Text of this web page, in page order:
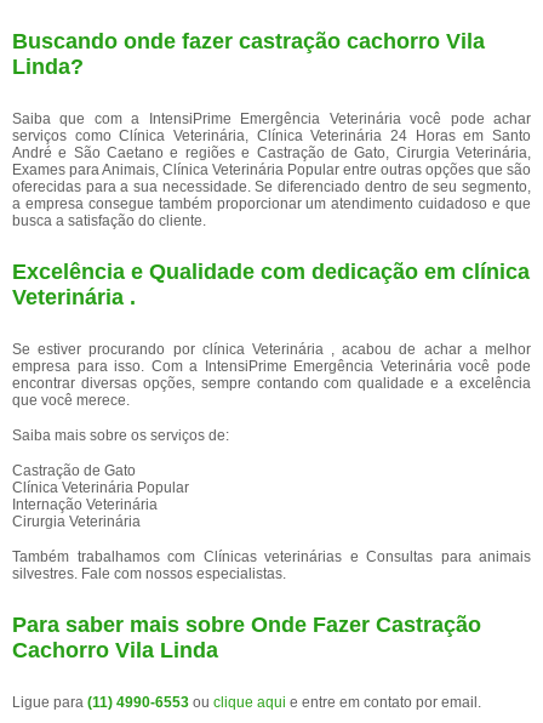
Buscando onde fazer castração cachorro Vila
Linda?
Saiba que com a IntensiPrime Emergência Veterinária você pode achar
serviços como Clínica Veterinária, Clínica Veterinária 24 Horas em Santo
André e São Caetano e regiões e Castração de Gato, Cirurgia Veterinária,
Exames para Animais, Clínica Veterinária Popular entre outras opções que são
oferecidas para a sua necessidade. Se diferenciado dentro de seu segmento,
a empresa consegue também proporcionar um atendimento cuidadoso e que
busca a satisfação do cliente.
Excelência e Qualidade com dedicação em clínica
Veterinária .
Se estiver procurando por clínica Veterinária , acabou de achar a melhor
empresa para isso. Com a IntensiPrime Emergência Veterinária você pode
encontrar diversas opções, sempre contando com qualidade e a excelência
que você merece.
Saiba mais sobre os serviços de:
Castração de Gato
Clínica Veterinária Popular
Internação Veterinária
Cirurgia Veterinária
Também trabalhamos com Clínicas veterinárias e Consultas para animais
silvestres. Fale com nossos especialistas.
Para saber mais sobre Onde Fazer Castração
Cachorro Vila Linda
Ligue para (11) 4990-6553 ou clique aqui e entre em contato por email.